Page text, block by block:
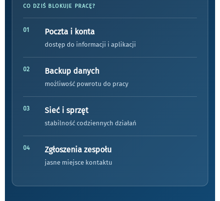
CO DZIŚ BLOKUJE PRACĘ?
01 Poczta i konta
dostęp do informacji i aplikacji
02 Backup danych
możliwość powrotu do pracy
03 Sieć i sprzęt
stabilność codziennych działań
04 Zgłoszenia zespołu
jasne miejsce kontaktu